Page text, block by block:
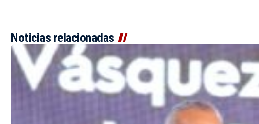
Noticias relacionadas